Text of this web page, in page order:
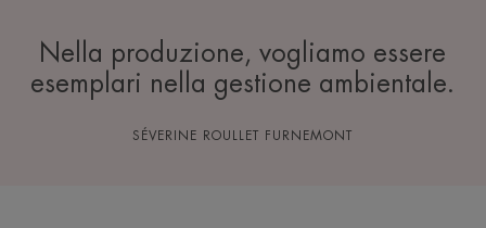
Nella produzione, vogliamo essere
esemplari nella gestione ambientale.
SÉVERINE ROULLET FURNEMONT